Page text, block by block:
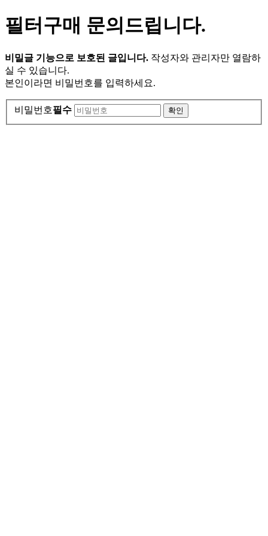
필터구매 문의드립니다.
비밀글 기능으로 보호된 글입니다. 작성자와 관리자만 열람하
실 수 있습니다.
본인이라면 비밀번호를 입력하세요.
비밀번호필수